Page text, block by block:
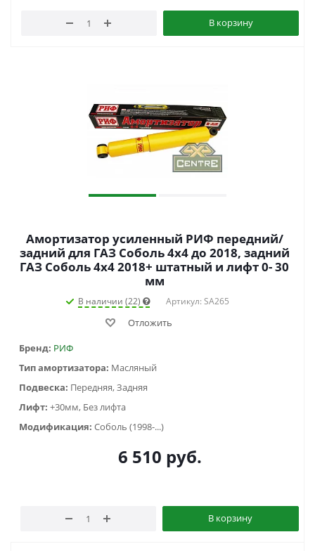
В корзину
Амортизатор усиленный РИФ передний/
задний для ГАЗ Соболь 4х4 до 2018, задний
ГАЗ Соболь 4х4 2018+ штатный и лифт 0- 30
мм
В наличии (22) Артикул: SA265
Отложить
Бренд: РИФ
Тип амортизатора: Масляный
Подвеска: Передняя, Задняя
Лифт: +30мм, Без лифта
Модификация: Соболь (1998-...)
6 510 руб.
В корзину